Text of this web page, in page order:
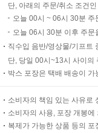
단, 아래의 주문/취소 조건
오늘 00시 ~ 06시 30분
오늘 06시 30분 이후 주
직수입 음반/영상물/기프트
단, 당일 00시~13시 사이의
박스 포장은 택배 배송이
소비자의 책임 있는 사유로
소비자의 사용, 포장 개봉
복제가 가능한 상품 등의